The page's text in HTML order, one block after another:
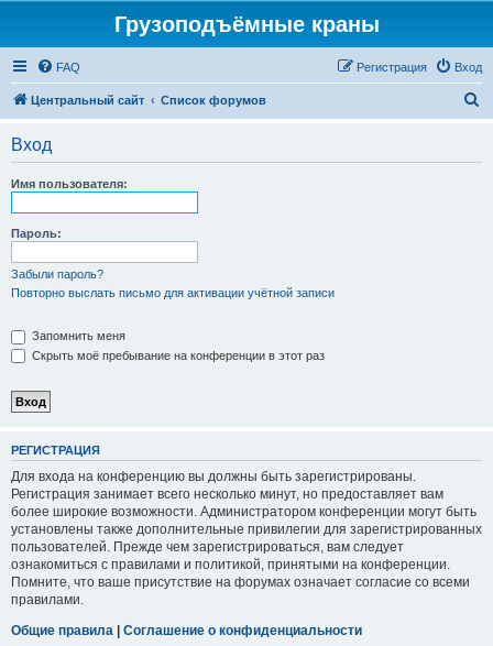
Грузоподъёмные краны
FAQ Вход
Регистрация
Центральный сайт Список форумов
Вход
Имя пользователя:
Пароль:
Забыли пароль?
Повторно выслать письмо для активации учётной записи
Запомнить меня
Скрыть моё пребывание на конференции в этот раз
РЕГИСТРАЦИЯ
Для входа на конференцию вы должны быть зарегистрированы.
Регистрация занимает всего несколько минут, но предоставляет вам
более широкие возможности. Администратором конференции могут быть
установлены также дополнительные привилегии для зарегистрированных
пользователей. Прежде чем зарегистрироваться, вам следует
ознакомиться с правилами и политикой, принятыми на конференции.
Помните, что ваше присутствие на форумах означает согласие со всеми
правилами.
Общие правила | Соглашение о конфиденциальности